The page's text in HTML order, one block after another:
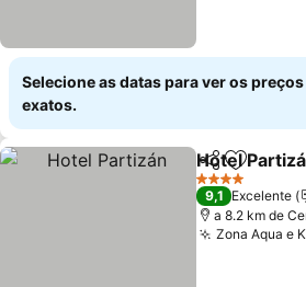
Selecione as datas para ver os preços
exatos.
Partilhar
Hotel
4 Estrelas
9,1 Excelente
a 8.2 km de
Zona Aqua e